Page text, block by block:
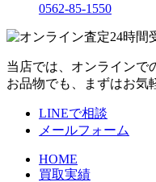
0562-85-1550
当店では、オンラインで
お品物でも、まずはお気
LINEで相談
メールフォーム
HOME
買取実績